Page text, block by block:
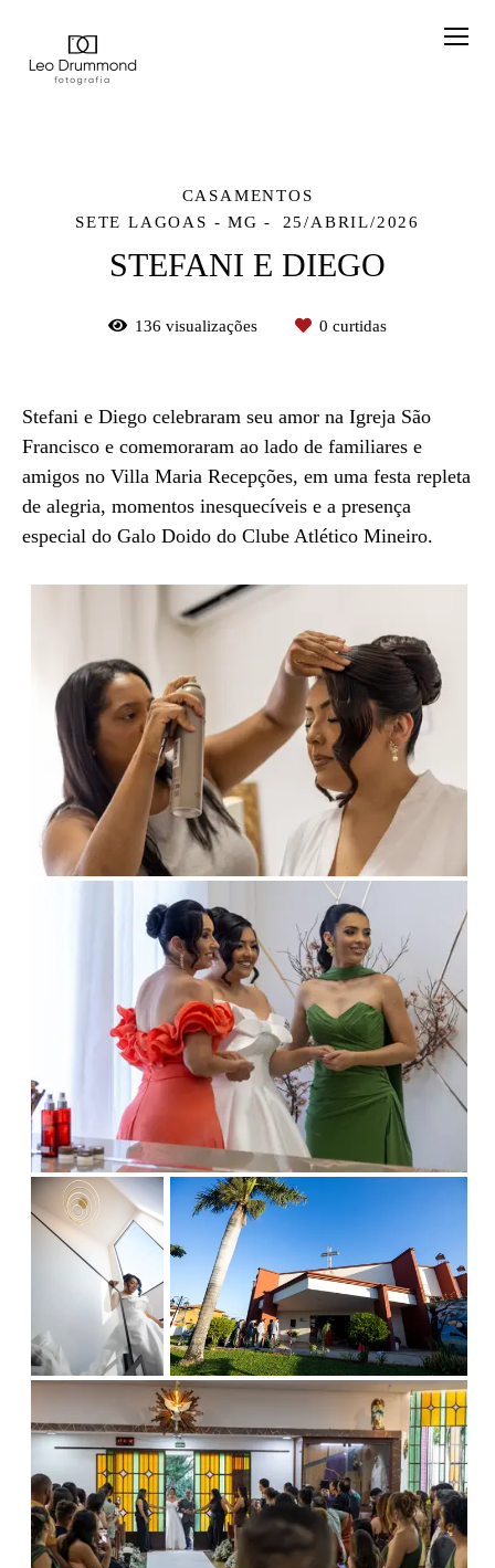
CASAMENTOS
SETE LAGOAS - MG
25/ABRIL/2026
STEFANI E DIEGO
136 visualizações 0 curtidas
Stefani e Diego celebraram seu amor na Igreja São
Francisco e comemoraram ao lado de familiares e
amigos no Villa Maria Recepções, em uma festa repleta
de alegria, momentos inesquecíveis e a presença
especial do Galo Doido do Clube Atlético Mineiro.